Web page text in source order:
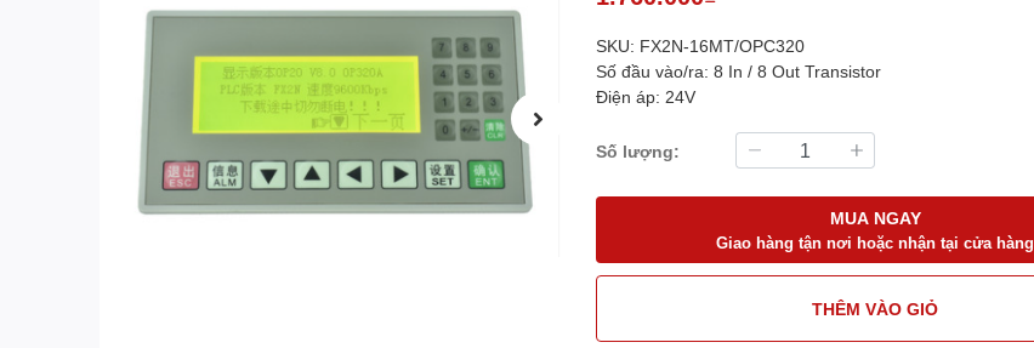
SKU: FX2N-16MT/OPC320
Số đầu vào/ra: 8 In / 8 Out Transistor
Điện áp: 24V
Số lượng:
MUA NGAY
Giao hàng tận nơi hoặc nhận tại cửa hàng
THÊM VÀO GIỎ